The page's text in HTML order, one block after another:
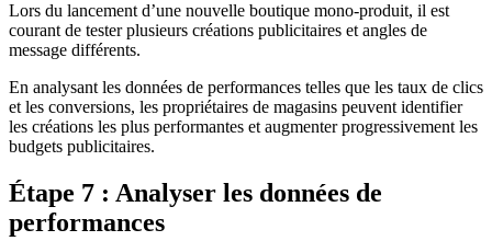
Lors du lancement d’une nouvelle boutique mono-produit, il est
courant de tester plusieurs créations publicitaires et angles de
message différents.
En analysant les données de performances telles que les taux de clics
et les conversions, les propriétaires de magasins peuvent identifier
les créations les plus performantes et augmenter progressivement les
budgets publicitaires.
Étape 7 : Analyser les données de
performances